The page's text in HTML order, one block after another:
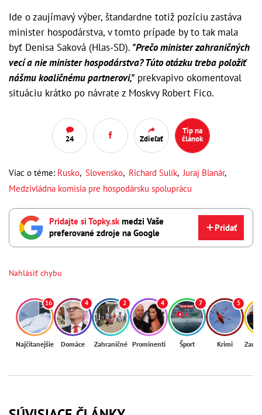
Ide o zaujímavý výber, štandardne totiž pozíciu zastáva
minister hospodárstva, v tomto prípade by to tak mala
byť Denisa Saková (Hlas-SD). "Prečo minister zahraničných
vecí a nie minister hospodárstva? Túto otázku treba položiť
nášmu koaličnému partnerovi," prekvapivo okomentoval
situáciu krátko po návrate z Moskvy Robert Fico.
24 Zdieľať
Tip na
článok
Viac o téme: Rusko, Slovensko, Richard Sulík,Juraj Blanár,
Medzivládna komisia pre hospodársku spoluprácu
Pridajte si Topky.skmedzi Vaše
preferované zdroje na Google
Pridať
Nahlásiť chybu
16
Najčítanejšie
4
Domáce
2
Zahraničné
4
Prominenti
7
Šport
5
Krimi